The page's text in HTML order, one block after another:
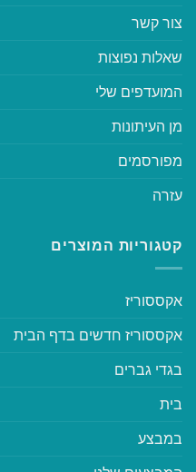
צור קשר
שאלות נפוצות
המועדפים שלי
מן העיתונות
מפורסמים
עזרה
קטגוריות המוצרים
אקססוריז
אקססוריז חדשים בדף הבית
בגדי גברים
בית
במבצע